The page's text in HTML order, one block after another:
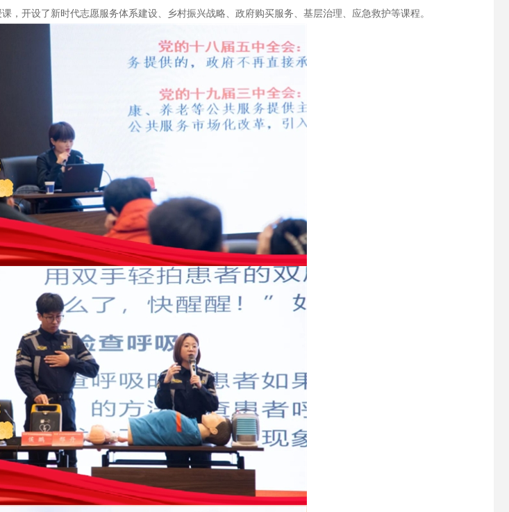
，开设了新时代志愿服务体系建设、乡村振兴战略、政府购买服务、基层治理、应急救护等课程。